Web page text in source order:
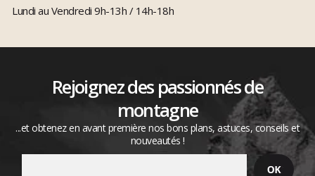
Lundi au Vendredi 9h-13h / 14h-18h
Rejoignez des passionnés de
montagne
...et obtenez en avant première nos bons plans, astuces, conseils et
nouveautés !